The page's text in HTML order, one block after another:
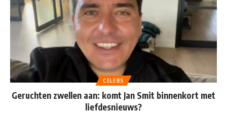
CELEBS
Geruchten zwellen aan: komt Jan Smit binnenkort met
liefdesnieuws?